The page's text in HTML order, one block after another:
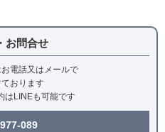
お問合せ
電話又はメールで
おります
はLINEも可能です
089